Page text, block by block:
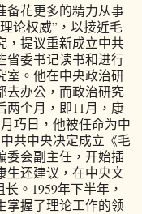
花更多的精力从事
论权威”，以接近毛
，提议重新成立中共
省委书记读书和进行
室。他在中央政治研
去办公，而政治研究
两个月，即11月，康
巧日，他被任命为中
共中央决定成立《毛
委会副主任，开始插
生还建议，在中央文
。1959年下半年，
掌握了理论工作的领